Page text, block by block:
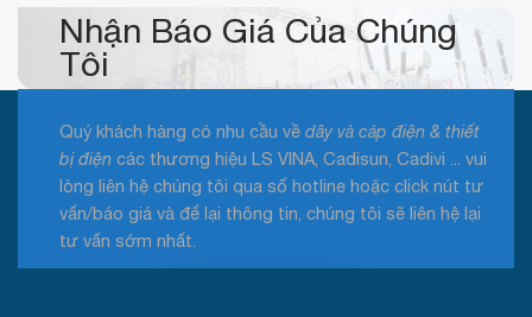
Nhận Báo Giá Của Chúng
Tôi
Quý khách hàng có nhu cầu về dây và cáp điện & thiết
bị điện các thương hiệu LS VINA, Cadisun, Cadivi ... vui
lòng liên hệ chúng tôi qua số hotline hoặc click nút tư
vấn/báo giá và để lại thông tin, chúng tôi sẽ liên hệ lại
tư vấn sớm nhất.